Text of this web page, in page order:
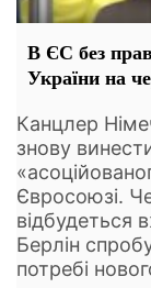
В ЄС без
України на
Канцлер
знову
Євросоюзі.
відбудеться
Берлін
потребі